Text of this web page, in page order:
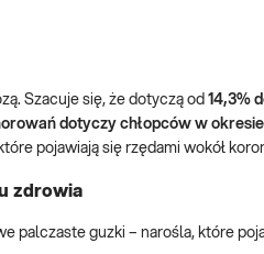
Szacuje się, że dotyczą od 14,3%
dotyczy chłopców w
pojawiają się rzędami wokół
zdrowia
palczaste guzki – narośla, które